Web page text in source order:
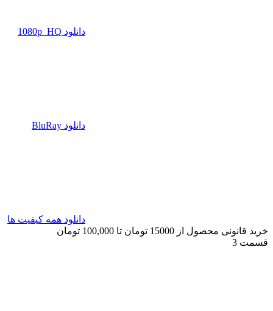
دانلود 1080p_HQ
دانلود BluRay
دانلود همه کیفیت ها
خرید قانونی محصول از 15000 تومان تا 100,000 تومان
قسمت 3